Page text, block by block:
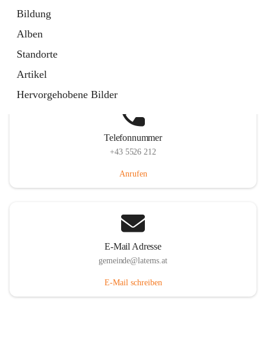
Bildung
Alben
Standorte
Artikel
Hervorgehobene Bilder
Telefonnummer
+43 5526 212
Anrufen
E-Mail Adresse
gemeinde@laterns.at
E-Mail schreiben